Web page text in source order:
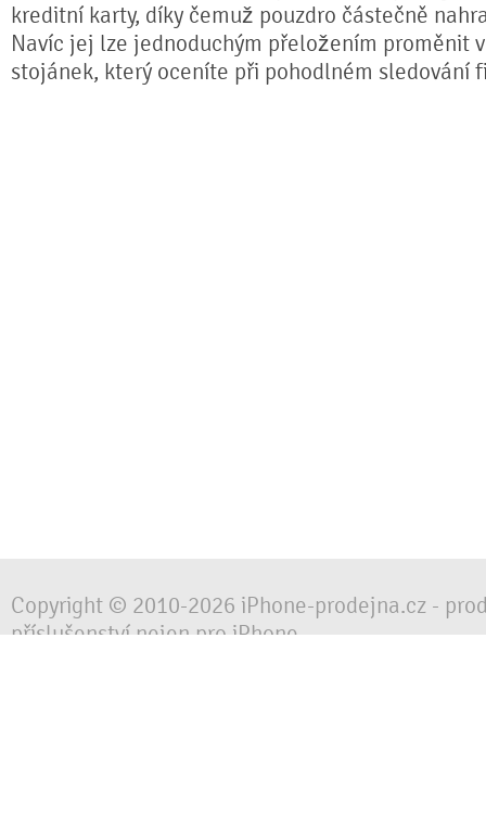
kreditní karty, díky čemuž pouzdro částečně
Navíc jej lze jednoduchým přeložením proměnit
stojánek, který oceníte při pohodlném sledování
Copyright © 2010-2026 iPhone-prodejna.cz -
příslušenství nejen pro iPhone